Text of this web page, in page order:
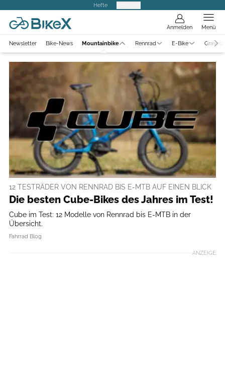
Hefte
Anmelden Menü
Newsletter Bike-News Mountainbike Rennrad E-Bike
12 TESTRÄDER VON RENNRAD BIS E-MTB AUF EINEN BLICK
Die besten Cube-Bikes des Jahres im Test!
Cube im Test: 12 Modelle von Rennrad bis E-MTB in der
Übersicht.
Fahrrad Blog
ANZEIGE